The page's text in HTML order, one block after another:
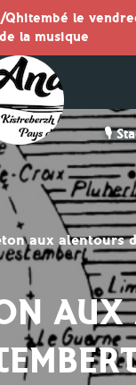
🎙️
aux alentours
le
la musique